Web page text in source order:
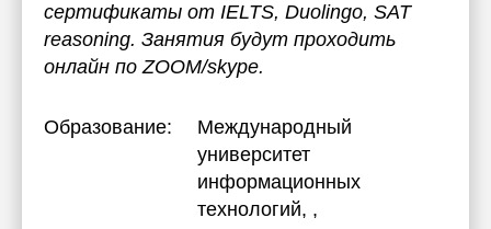
сертификаты от IELTS, Duolingo, SAT
reasoning. Занятия будут проходить
онлайн по ZOOM/skype.
Образование:
Международный
университет
информационных
технологий, ,